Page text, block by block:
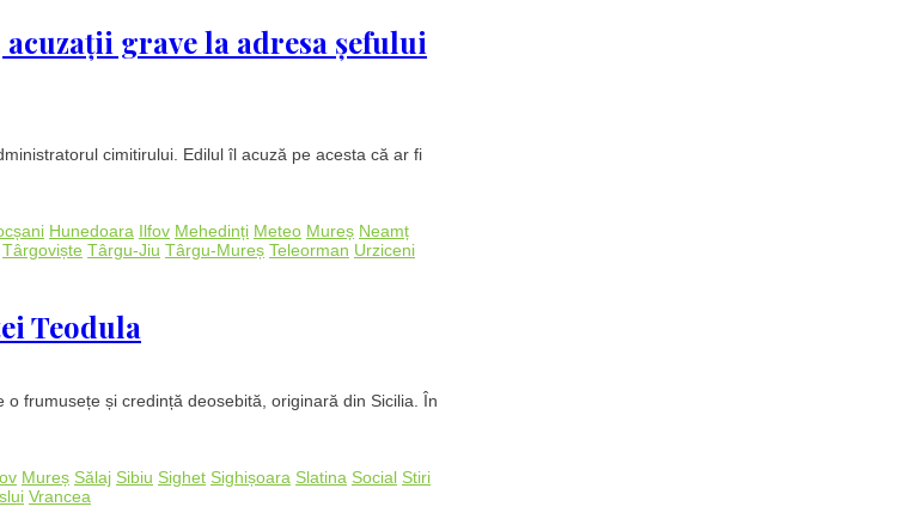
grave la adresa șefului
cimitirului. Edilul îl acuză pe acesta că ar fi
Hunedoara Ilfov Mehedinți Meteo Mureș Neamț
Târgoviște Târgu-Jiu Târgu-Mureș Teleorman Urziceni
Teodula
frumusețe și credință deosebită, originară din Sicilia. În
Mureș Sălaj Sibiu Sighet Sighișoara Slatina Social Stiri
Vrancea